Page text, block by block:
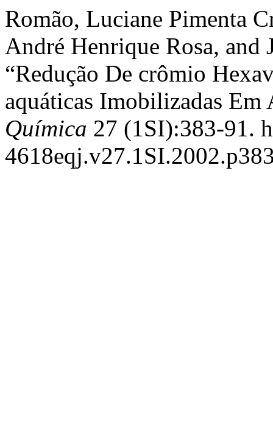
Romão, Luciane Pimenta
André Henrique Rosa, and
“Redução De crômio
aquáticas Imobilizadas
Química 27 (1SI):383-91.